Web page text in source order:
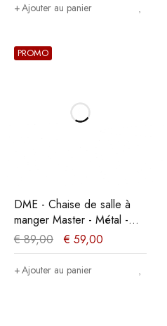
Ajouter au panier
PROMO
DME - Chaise de salle à
manger Master - Métal -
Noir - 35x86x36cm
€89,00 € 59,00
Ajouter au panier